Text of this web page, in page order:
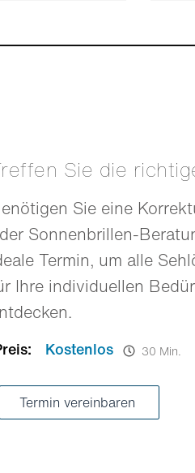
Treffen Sie die
Sie eine
Sonnenbrillen-
Termin, um alle
Ihre individuellen
Kostenlos 30 Min.
Termin vereinbaren